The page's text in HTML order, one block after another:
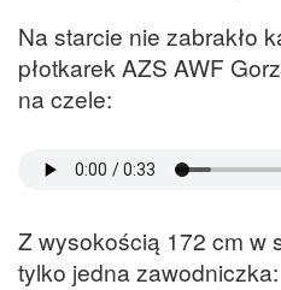
Na starcie nie zabrakło
płotkarek AZS AWF
na czele:
Z wysokością 172 cm w
tylko jedna zawodniczka: